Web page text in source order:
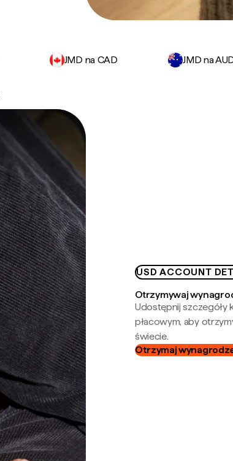
JMD na CAD JMD na
USD ACCOUNT
Otrzymywaj
Udostępnij szczegóły
płacowym, aby
świecie.
Otrzymaj